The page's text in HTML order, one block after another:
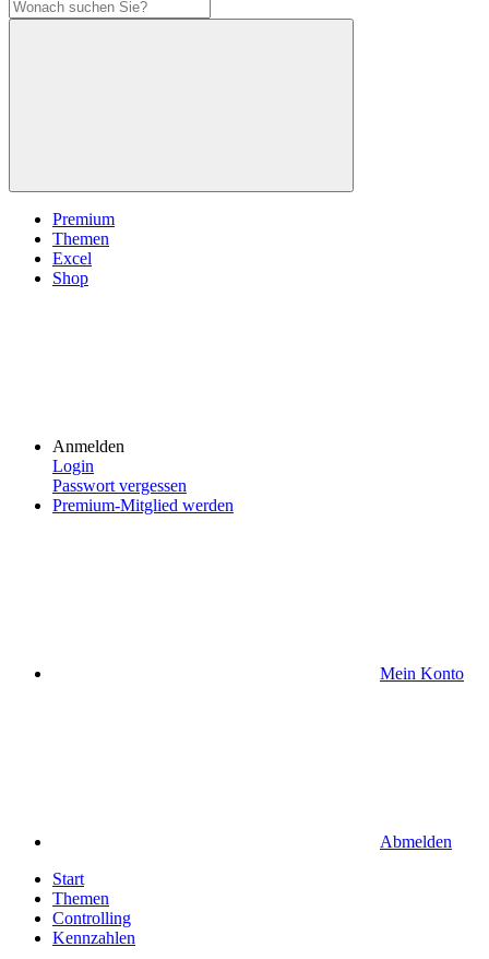
Premium
Themen
Excel
Shop
Anmelden
Login
Passwort vergessen
Premium-Mitglied werden
Mein Konto
Abmelden
Start
Themen
Controlling
Kennzahlen